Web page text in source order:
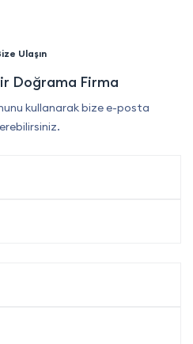
Ulaşın
Doğrama Firma
kullanarak bize e-posta